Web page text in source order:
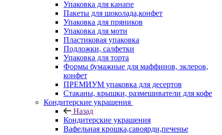
Упаковка для канапе
Пакеты для шоколада,конфет
Упаковка для пряников
Упаковка для моти
Пластиковая упаковка
Подложки, салфетки
Упаковка для торта
Формы бумажные для маффинов, эклеров,
конфет
ПРЕМИУМ упаковка для десертов
Стаканы, крышки, размешиватели для кофе
Кондитерские украшения
Назад
Кондитерские украшения
Вафельная крошка,савоярди,печенье